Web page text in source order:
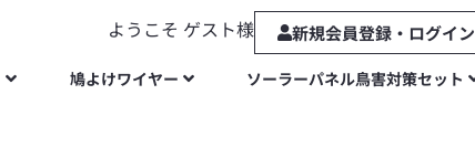
ようこそ ゲスト様 新規会員登録・ログイン
鳩よけワイヤー ソーラーパネル鳥害対策セット